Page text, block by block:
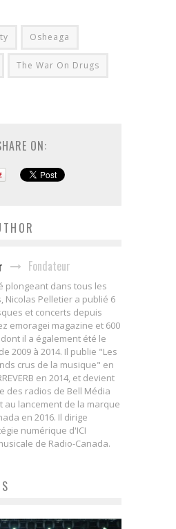
Osheaga
The War On Drugs
ON:
Fondateur
plongeant dans tous les
Nicolas Pelletier a publié 6
et concerts depuis
emoragei magazine et 600
il a également été le
2009 à 2014. Il publie "Les
crus de la musique" en
en 2014, et devient
des radios de Bell Média
au lancement de la marque
en 2016. Il dirige
numérique d'ICI
de Radio-Canada.